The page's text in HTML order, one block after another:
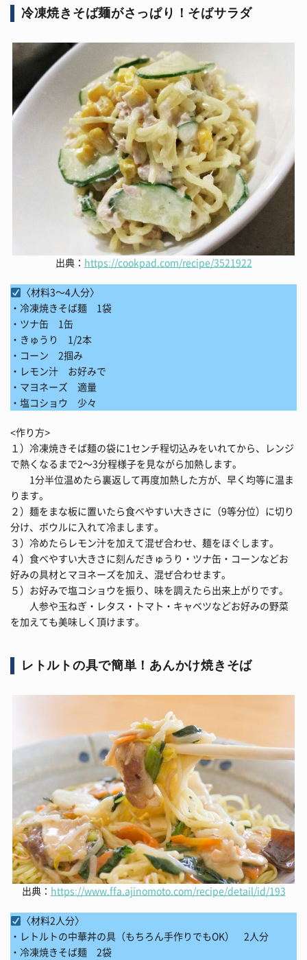
冷凍焼きそば麺がさっぱり！そばサラダ
出典： https://cookpad.com/recipe/3521922
〈材料3～4人分〉
・冷凍焼きそば麺 1袋
・ツナ缶 1缶
・きゅうり 1/2本
・コーン 2掴み
・レモン汁 お好みで
・マヨネーズ 適量
・塩コショウ 少々
<作り方>
１）冷凍焼きそば麺の袋に1センチ程切込みをいれてから、レンジ
で熱くなるまで2～3分程様子を見ながら加熱します。
1分半位温めたら裏返して再度加熱した方が、早く均等に温ま
ります。
２）麺をまな板に置いたら食べやすい大きさに（9等分位）に切り
分け、ボウルに入れて冷まします。
３）冷めたらレモン汁を加えて混ぜ合わせ、麺をほぐします。
４）食べやすい大きさに刻んだきゅうり・ツナ缶・コーンなどお
好みの具材とマヨネーズを加え、混ぜ合わせます。
５）お好みで塩コショウを振り、味を調えたら出来上がりです。
人参や玉ねぎ・レタス・トマト・キャベツなどお好みの野菜
を加えても美味しく頂けます。
レトルトの具で簡単！あんかけ焼きそば
出典： https://www.ffa.ajinomoto.com/recipe/detail/id/193
〈材料2人分〉
・レトルトの中華丼の具（もちろん手作りでもOK） 2人分
・冷凍焼きそば麺 2袋